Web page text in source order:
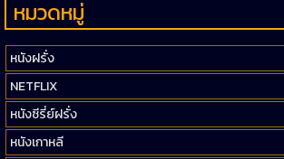
หมวดหมู่
หนังฝรั่ง
NETFLIX
หนังซีรี่ย์ฝรั่ง
หนังเกาหลี